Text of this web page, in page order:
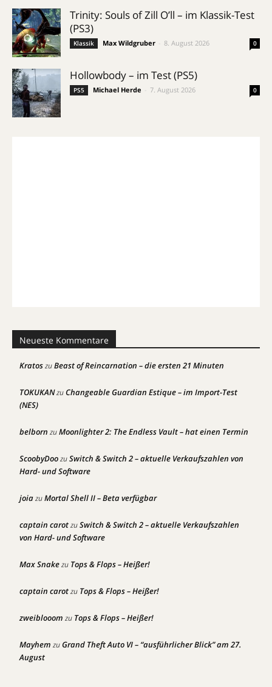
Trinity: Souls of Zill O’ll – im Klassik-Test
(PS3)
Klassik Max Wildgruber 8. August 2026 0
Hollowbody – im Test (PS5)
PS5 Michael Herde 7. August 2026 0
Neueste Kommentare
KratoszuBeast of Reincarnation – die ersten 21 Minuten
TOKUKANzuChangeable Guardian Estique – im Import-Test
(NES)
belborn zuMoonlighter 2: The Endless Vault – hat einen Termin
ScoobyDoozuSwitch & Switch 2 – aktuelle Verkaufszahlen von
Hard- und Software
joiazuMortal Shell II – Beta verfügbar
captain carotzuSwitch & Switch 2 – aktuelle Verkaufszahlen
von Hard- und Software
Max Snakezu Tops & Flops – Heißer!
captain carotzu Tops & Flops – Heißer!
zweiblooom zu Tops & Flops – Heißer!
Mayhem zuGrand Theft Auto VI – “ausführlicher Blick” am 27.
August